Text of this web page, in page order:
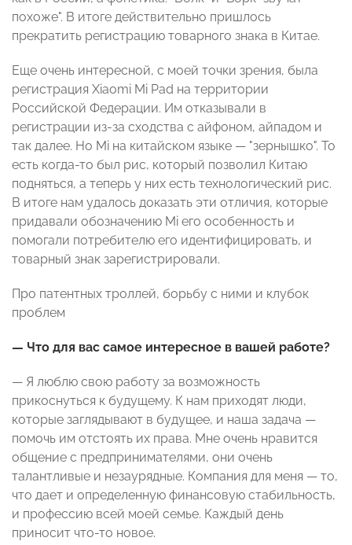
похоже". В итоге действительно пришлось
прекратить регистрацию товарного знака в Китае.
Еще очень интересной, с моей точки зрения, была
регистрация Xiaomi Mi Pad на территории
Российской Федерации. Им отказывали в
регистрации из-за сходства с айфоном, айпадом и
так далее. Но Mi на китайском языке — "зернышко". То
есть когда-то был рис, который позволил Китаю
подняться, а теперь у них есть технологический рис.
В итоге нам удалось доказать эти отличия, которые
придавали обозначению Mi его особенность и
помогали потребителю его идентифицировать, и
товарный знак зарегистрировали.
Про патентных троллей, борьбу с ними и клубок
проблем
— Что для вас самое интересное в вашей работе?
— Я люблю свою работу за возможность
прикоснуться к будущему. К нам приходят люди,
которые заглядывают в будущее, и наша задача —
помочь им отстоять их права. Мне очень нравится
общение с предпринимателями, они очень
талантливые и незаурядные. Компания для меня — то,
что дает и определенную финансовую стабильность,
и профессию всей моей семье. Каждый день
приносит что-то новое.